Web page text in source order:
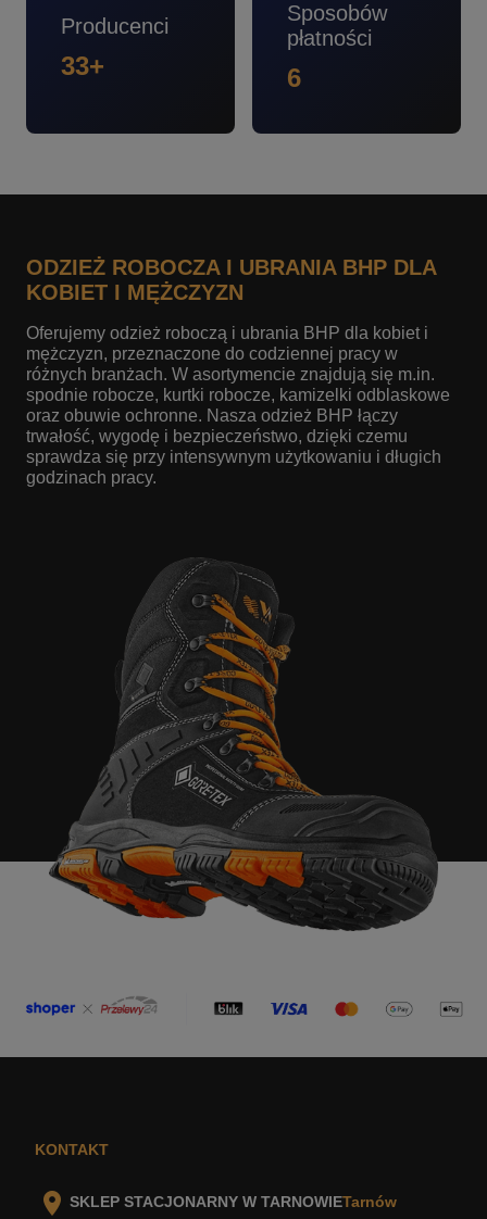
Producenci
33+
Sposobów
płatności
6
ODZIEŻ ROBOCZA I UBRANIA BHP DLA
KOBIET I MĘŻCZYZN
Oferujemy odzież roboczą i ubrania BHP dla kobiet i
mężczyzn, przeznaczone do codziennej pracy w
różnych branżach. W asortymencie znajdują się m.in.
spodnie robocze, kurtki robocze, kamizelki odblaskowe
oraz obuwie ochronne. Nasza odzież BHP łączy
trwałość, wygodę i bezpieczeństwo, dzięki czemu
sprawdza się przy intensywnym użytkowaniu i długich
godzinach pracy.
KONTAKT
SKLEP STACJONARNY W TARNOWIETarnów